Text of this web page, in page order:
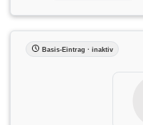
Basis-Eintrag · inaktiv